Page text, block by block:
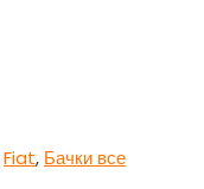
Fiat, Бачки все